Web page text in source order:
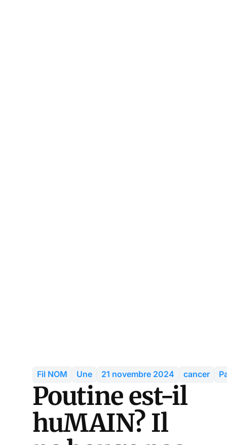
Fil NOM Une 21 novembre 2024 cancer
Poutine est-il
huMAIN? Il